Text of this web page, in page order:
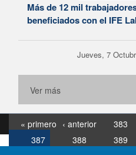
Más de 12 mil
beneficiados con el IFE
Jueves, 7
Ver más
« primero ‹ anterior 383
387
388 389